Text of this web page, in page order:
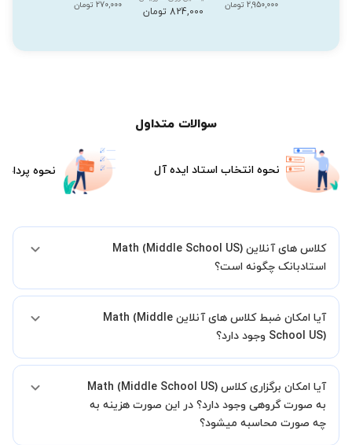
2,950,000 تومان
824,000 تومان
270,000 تومان
سوالات متداول
نحوه انتخاب استاد ایده آل نحوه
کلاس های آنلاین Math (Middle School US)
استادبانک چگونه است؟
شما میدهیم که استاد شما پیش از جلسه تمامی موارد لازم برای برگزاری
یک کلاس آنلاین با کیفیت و مفید را به شما توضیح خواهند داد.
آیا امکان ضبط کلاس های آنلاین Math (Middle
School US) وجود دارد؟
کنید.
آیا امکان برگزاری کلاس Math (Middle School US)
به صورت گروهی وجود دارد؟ در این صورت هزینه به
چه صورت محاسبه میشود؟